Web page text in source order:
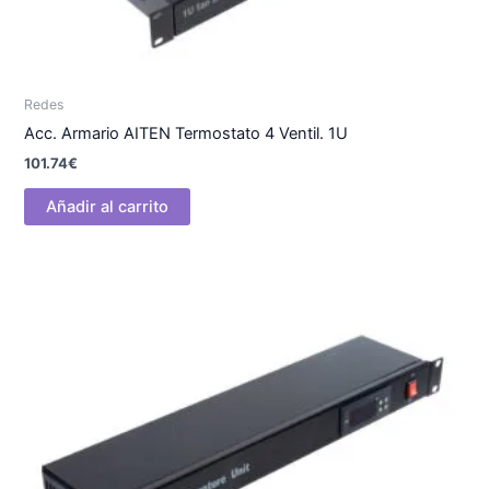
Redes
Acc. Armario AITEN Termostato 4 Ventil. 1U
101.74€
Añadir al carrito